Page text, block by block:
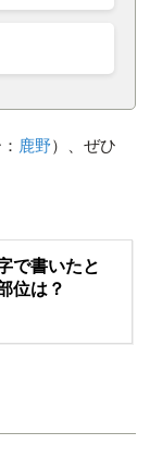
鹿野）、ぜひ
で書いたと
位は？